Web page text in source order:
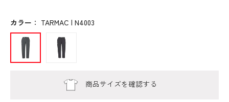
カラー ： TARMAC | N4003
商品サイズを確認する